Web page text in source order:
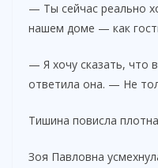
— Ты сейчас реально
нашем доме — как
— Я хочу сказать, что
ответила она. — Не
Тишина повисла
Зоя Павловна